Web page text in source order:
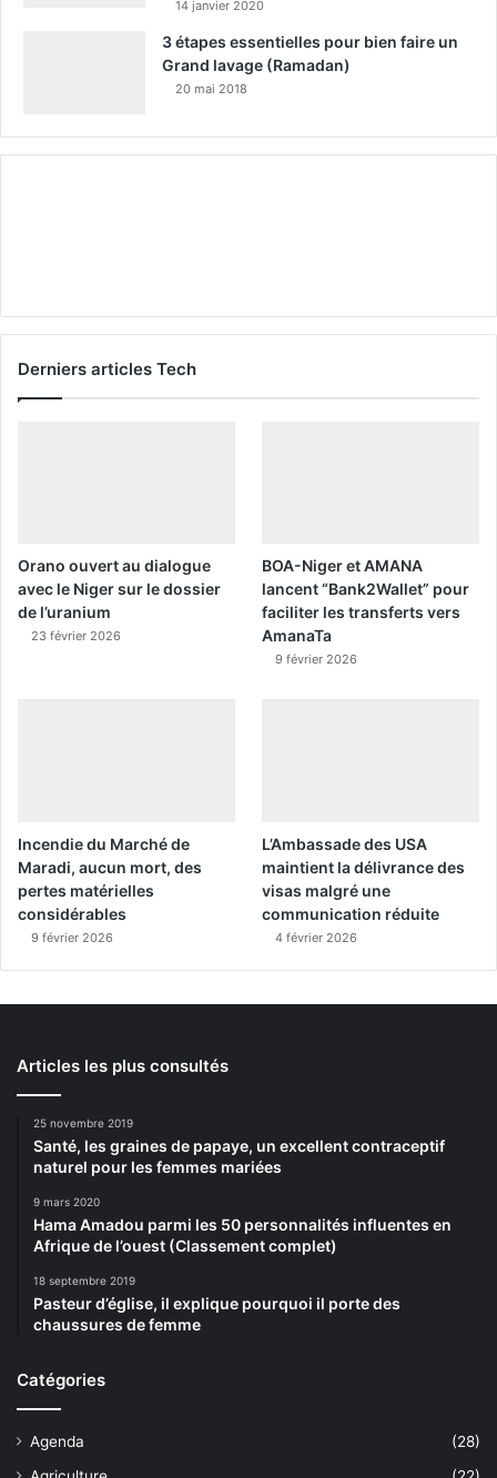
14 janvier 2020
3 étapes essentielles pour bien faire un
Grand lavage (Ramadan)
20 mai 2018
Derniers articles Tech
Orano ouvert au dialogue
avec le Niger sur le dossier
de l’uranium
23 février 2026
BOA-Niger et AMANA
lancent “Bank2Wallet” pour
faciliter les transferts vers
AmanaTa
9 février 2026
Incendie du Marché de
Maradi, aucun mort, des
pertes matérielles
considérables
9 février 2026
L’Ambassade des USA
maintient la délivrance des
visas malgré une
communication réduite
4 février 2026
Articles les plus consultés
25 novembre 2019
Santé, les graines de papaye, un excellent contraceptif
naturel pour les femmes mariées
9 mars 2020
Hama Amadou parmi les 50 personnalités influentes en
Afrique de l’ouest (Classement complet)
18 septembre 2019
Pasteur d’église, il explique pourquoi il porte des
chaussures de femme
Catégories
Agenda
(28)